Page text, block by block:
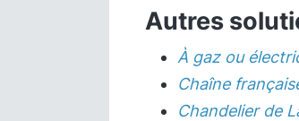
Autres
À gaz ou
Chaîne
Chandelier de